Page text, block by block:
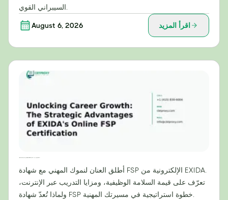
August 6, 2026 اقرأ المزيد
أطلق العنان لنموك المهني مع شهادة FSP الإلكترونية من EXIDA.
تعرّف على قيمة السلامة الوظيفية، ومزايا التدريب عبر الإنترنت،